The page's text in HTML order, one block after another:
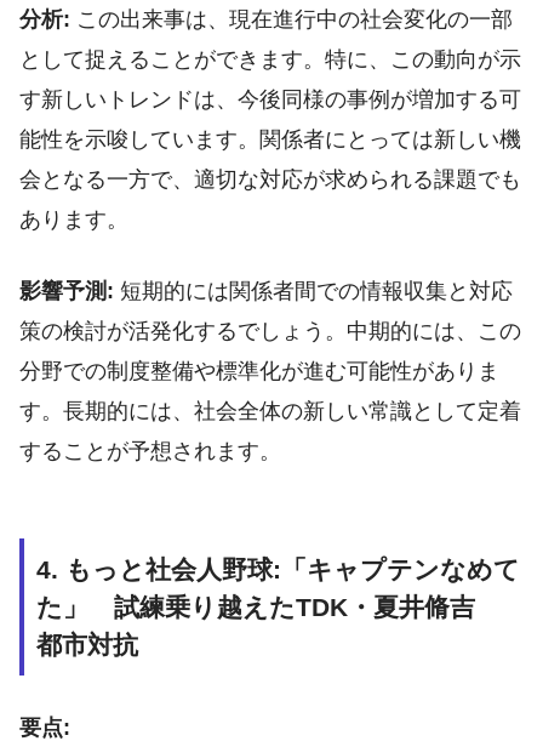
分析: この出来事は、現在進行中の社会変化の一部
として捉えることができます。特に、この動向が示
す新しいトレンドは、今後同様の事例が増加する可
能性を示唆しています。関係者にとっては新しい機
会となる一方で、適切な対応が求められる課題でも
あります。
影響予測: 短期的には関係者間での情報収集と対応
策の検討が活発化するでしょう。中期的には、この
分野での制度整備や標準化が進む可能性がありま
す。長期的には、社会全体の新しい常識として定着
することが予想されます。
4. もっと社会人野球:「キャプテンなめて
た」 試練乗り越えたTDK・夏井脩吉
都市対抗
要点: